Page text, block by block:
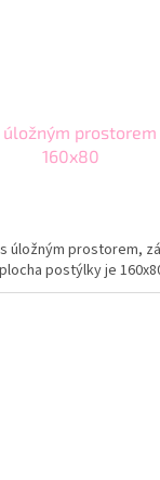
prostorem
160x80
úložným prostorem,
postýlky je